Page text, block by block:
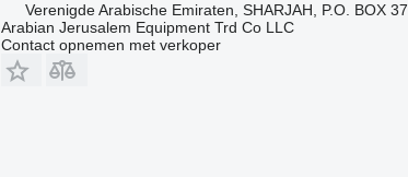
Verenigde Arabische Emiraten, SHARJAH, P.O. BOX 37
Arabian Jerusalem Equipment Trd Co LLC
Contact opnemen met verkoper